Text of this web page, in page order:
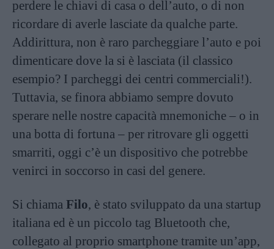
perdere le chiavi di casa o dell’auto, o di non
ricordare di averle lasciate da qualche parte.
Addirittura, non è raro parcheggiare l’auto e poi
dimenticare dove la si è lasciata (il classico
esempio? I parcheggi dei centri commerciali!).
Tuttavia, se finora abbiamo sempre dovuto
sperare nelle nostre capacità mnemoniche – o in
una botta di fortuna – per ritrovare gli oggetti
smarriti, oggi c’è un dispositivo che potrebbe
venirci in soccorso in casi del genere.
Si chiama Filo, è stato sviluppato da una startup
italiana ed è un piccolo tag Bluetooth che,
collegato al proprio smartphone tramite un’app,